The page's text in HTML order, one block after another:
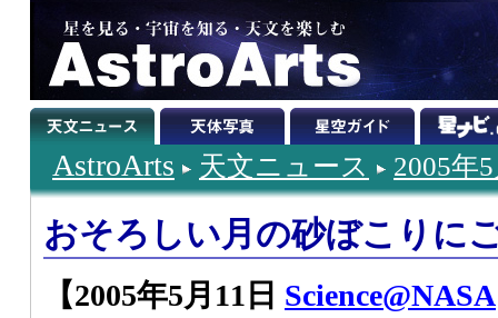
AstroArts 天文ニュース 2005年
おそろしい月の砂ぼこりに
【2005年5月11日 Science@NASA